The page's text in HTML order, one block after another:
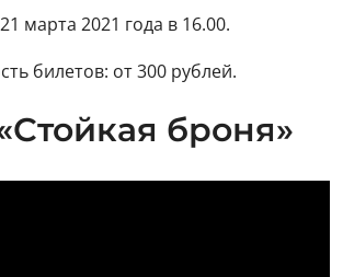
марта 2021 года в 16.00.
билетов: от 300 рублей.
броня»